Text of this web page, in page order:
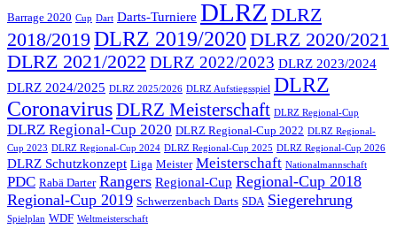
Barrage 2020 Cup Dart Darts-Turniere DLRZ DLRZ
2018/2019 DLRZ 2019/2020 DLRZ 2020/2021
DLRZ 2021/2022 DLRZ 2022/2023 DLRZ 2023/2024
DLRZ 2024/2025 DLRZ 2025/2026 DLRZ Aufstiegsspiel DLRZ
CoronavirusDLRZ Meisterschaft DLRZ Regional-Cup
DLRZ Regional-Cup 2020 DLRZ Regional-Cup 2022 DLRZ Regional-
Cup 2023 DLRZ Regional-Cup 2024 DLRZ Regional-Cup 2025 DLRZ Regional-Cup 2026
DLRZ Schutzkonzept Liga Meister Meisterschaft Nationalmannschaft
PDC Rabä Darter Rangers Regional-Cup Regional-Cup 2018
Regional-Cup 2019 Schwerzenbach Darts SDA Siegerehrung
Spielplan WDF Weltmeisterschaft